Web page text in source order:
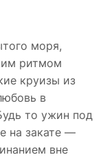
моря,
ритмом
круизы из
в
то ужин под
на закате —
вне